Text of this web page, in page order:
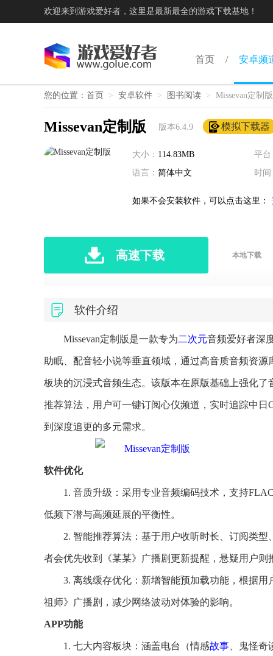
欢迎来到游戏爱好者，这里是最新最全的游戏下载基地！
首页 安卓频
您的位置： 首页 > 安卓软件 > 图书阅读 > Missevan定制版
Missevan定制版 版本6.4.9 模拟下载器
大小： 114.83MB 平台
语言： 简体中文 时间
如果不会安装软件，可以点击这里：
高速下载 本地下载
软件介绍
Missevan定制版是一款专为二次元音频爱好者深
助眠、配音轻小说等垂直领域，通过高音质音频资源
板块的沉浸式音频生态。该版本在原版基础上强化
推荐算法，用户可一键订阅心仪频道，实时追踪中
到深度追更的多元需求。
软件优化
1. 音质升级：采用专业音频编码技术，支持
低频下潜与高频延展的平衡性。
2. 智能推荐算法：基于用户收听时长、订阅类
者会优先收到《某某》广播剧更新提醒，悬疑用户则
3. 离线缓存优化：新增智能预加载功能，根据
祖师》广播剧，减少网络波动对体验的影响。
APP功能
1. 七大内容板块：涵盖电台（情感故事 、鬼怪